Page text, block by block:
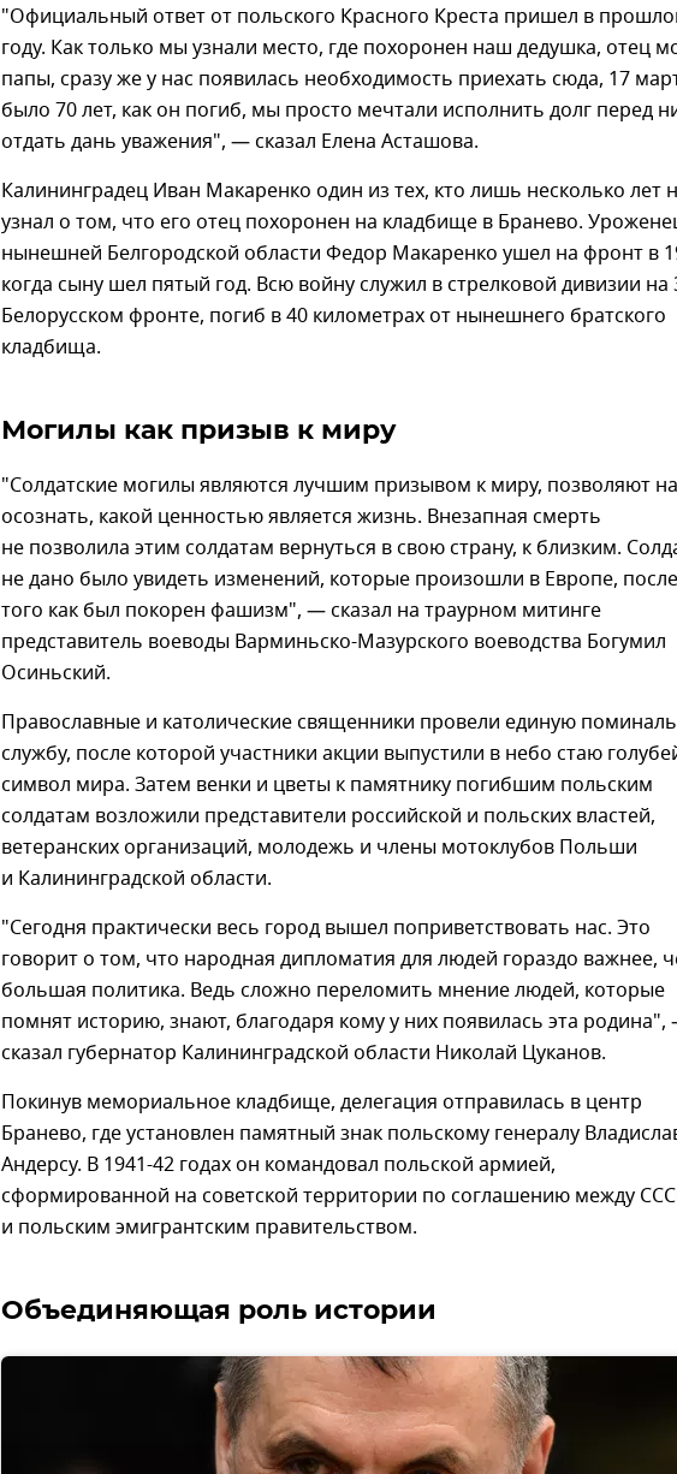
"Официальный ответ от польского Красного Креста пришел в
году. Как только мы узнали место, где похоронен наш дедушка, отец
папы, сразу же у нас появилась необходимость приехать сюда, 17
было 70 лет, как он погиб, мы просто мечтали исполнить долг перед
отдать дань уважения", — сказал Елена Асташова.
Калининградец Иван Макаренко один из тех, кто лишь несколько лет
узнал о том, что его отец похоронен на кладбище в Бранево.
нынешней Белгородской области Федор Макаренко ушел на фронт в
когда сыну шел пятый год. Всю войну служил в стрелковой дивизии на
Белорусском фронте, погиб в 40 километрах от нынешнего братского
кладбища.
Могилы как призыв к миру
"Солдатские могилы являются лучшим призывом к миру, позволяют
осознать, какой ценностью является жизнь. Внезапная смерть
не позволила этим солдатам вернуться в свою страну, к близким.
не дано было увидеть изменений, которые произошли в Европе, после
того как был покорен фашизм", — сказал на траурном митинге
представитель воеводы Варминьско-Мазурского воеводства Богумил
Осиньский.
Православные и католические священники провели единую
службу, после которой участники акции выпустили в небо стаю
символ мира. Затем венки и цветы к памятнику погибшим польским
солдатам возложили представители российской и польских властей,
ветеранских организаций, молодежь и члены мотоклубов Польши
и Калининградской области.
"Сегодня практически весь город вышел поприветствовать нас. Это
говорит о том, что народная дипломатия для людей гораздо важнее,
большая политика. Ведь сложно переломить мнение людей, которые
помнят историю, знают, благодаря кому у них появилась эта
сказал губернатор Калининградской области Николай Цуканов.
Покинув мемориальное кладбище, делегация отправилась в центр
Бранево, где установлен памятный знак польскому генералу
Андерсу. В 1941-42 годах он командовал польской армией,
сформированной на советской территории по соглашению между
и польским эмигрантским правительством.
Объединяющая роль истории